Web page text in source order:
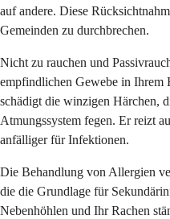
auf andere. Diese
Gemeinden zu durchbrechen.
Nicht zu rauchen und
empfindlichen Gewebe in Ihrem
schädigt die winzigen Härchen,
Atmungssystem fegen. Er reizt
anfälliger für Infektionen.
Die Behandlung von Allergien
die die Grundlage für
Nebenhöhlen und Ihr Rachen